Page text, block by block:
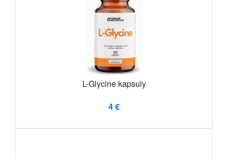
L-Glycine kapsuly
4 €